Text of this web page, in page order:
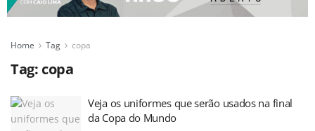
Home Tag copa
Tag: copa
Veja os uniformes que serão usados na final
da Copa do Mundo